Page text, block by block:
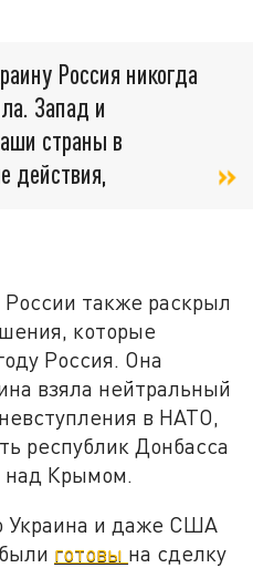
Россия никогда
Запад и
страны в
действия,
также раскрыл
которые
Россия. Она
взяла нейтральный
в НАТО,
республик Донбасса
над Крымом.
Украина и даже США
готовы на сделку